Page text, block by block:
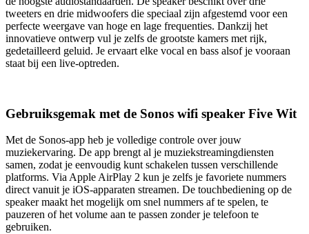
tweeters en drie midwoofers die speciaal zijn afgestemd voor een
perfecte weergave van hoge en lage frequenties. Dankzij het
innovatieve ontwerp vul je zelfs de grootste kamers met rijk,
gedetailleerd geluid. Je ervaart elke vocal en bass alsof je vooraan
staat bij een live-optreden.
Gebruiksgemak met de Sonos wifi speaker Five Wit
Met de Sonos-app heb je volledige controle over jouw
muziekervaring. De app brengt al je muziekstreamingdiensten
samen, zodat je eenvoudig kunt schakelen tussen verschillende
platforms. Via Apple AirPlay 2 kun je zelfs je favoriete nummers
direct vanuit je iOS-apparaten streamen. De touchbediening op de
speaker maakt het mogelijk om snel nummers af te spelen, te
pauzeren of het volume aan te passen zonder je telefoon te
gebruiken.